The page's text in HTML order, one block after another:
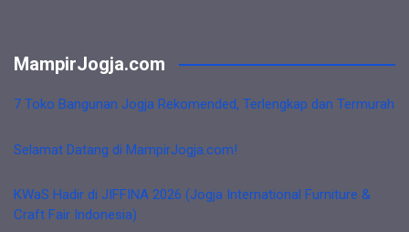
MampirJogja.com
7 Toko Bangunan Jogja Rekomended, Terlengkap dan Termurah
Selamat Datang di MampirJogja.com!
KWaS Hadir di JIFFINA 2026 (Jogja International Furniture &
Craft Fair Indonesia)